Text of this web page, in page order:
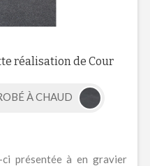
réalisation de Cour
À CHAUD
présentée à en gravier